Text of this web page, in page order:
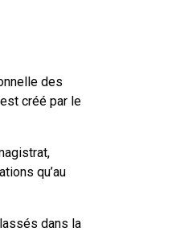
des
créé par le
qu’au
dans la